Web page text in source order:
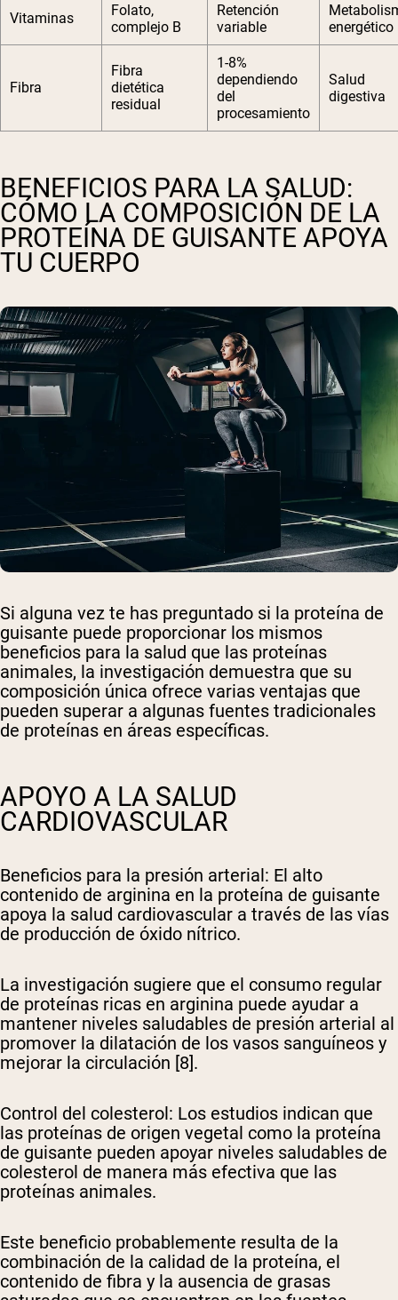
Vitaminas
Folato,
complejo B
Retención
variable
energético
Fibra
Fibra
dietética
residual
1-8%
dependiendo
del
procesamiento
Salud
digestiva
BENEFICIOS PARA LA SALUD:
CÓMO LA COMPOSICIÓN DE LA
PROTEÍNA DE GUISANTE APOYA
TU CUERPO
Si alguna vez te has preguntado si la proteína de
guisante puede proporcionar los mismos
beneficios para la salud que las proteínas
animales, la investigación demuestra que su
composición única ofrece varias ventajas que
pueden superar a algunas fuentes tradicionales
de proteínas en áreas específicas.
APOYO A LA SALUD
CARDIOVASCULAR
Beneficios para la presión arterial: El alto
contenido de arginina en la proteína de guisante
apoya la salud cardiovascular a través de las vías
de producción de óxido nítrico.
La investigación sugiere que el consumo regular
de proteínas ricas en arginina puede ayudar a
mantener niveles saludables de presión arterial al
promover la dilatación de los vasos sanguíneos y
mejorar la circulación [8].
Control del colesterol: Los estudios indican que
las proteínas de origen vegetal como la proteína
de guisante pueden apoyar niveles saludables de
colesterol de manera más efectiva que las
proteínas animales.
Este beneficio probablemente resulta de la
combinación de la calidad de la proteína, el
contenido de fibra y la ausencia de grasas
Shipping Country: Language:
Comprar Ahora